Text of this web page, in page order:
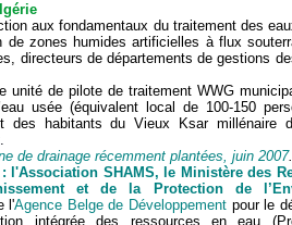
aux fondamentaux du traitement des
de zones humides artificielles à flux
directeurs de départements de gestions
unité de pilote de traitement WWG
usée (équivalent local de 100-150
des habitants du Vieux Ksar millénaire
de drainage récemment plantées, juin 2007.
l'Association SHAMS, le Ministère des
et de la Protection de
l'Agence Belge de Développement pour le
intégrée des ressources en eau